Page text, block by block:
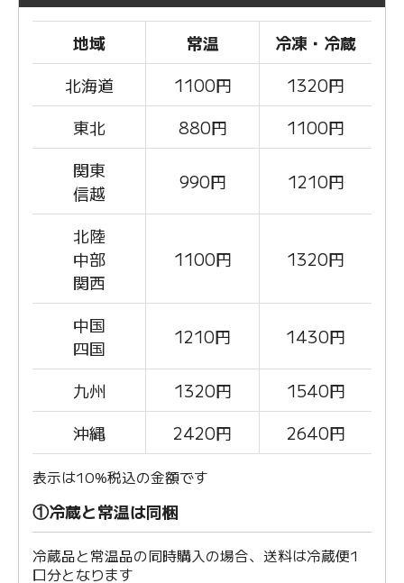
地域 常温
冷凍・冷蔵
北海道
1100円
1320円
東北
880円
1100円
関東
信越
990円 1210円
北陸
中部
関西
1100円 1320円
中国
四国
1210円 1430円
九州 1320円
1540円
沖縄
2420円 2640円
表示は10%税込の金額です
①冷蔵と常温は同梱
冷蔵品と常温品の同時購入の場合、送料は冷蔵便1
口分となります